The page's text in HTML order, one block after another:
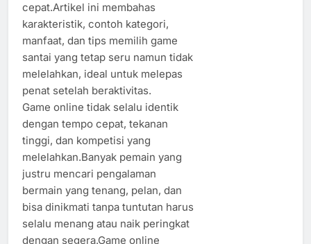
cepat.Artikel ini membahas
karakteristik, contoh kategori,
manfaat, dan tips memilih game
santai yang tetap seru namun tidak
melelahkan, ideal untuk melepas
penat setelah beraktivitas.
Game online tidak selalu identik
dengan tempo cepat, tekanan
tinggi, dan kompetisi yang
melelahkan.Banyak pemain yang
justru mencari pengalaman
bermain yang tenang, pelan, dan
bisa dinikmati tanpa tuntutan harus
selalu menang atau naik peringkat
dengan segera.Game online